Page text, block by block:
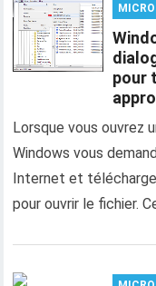
pour
Lorsque vous ouvrez
Windows vous
Internet et
pour ouvrir le fichier.